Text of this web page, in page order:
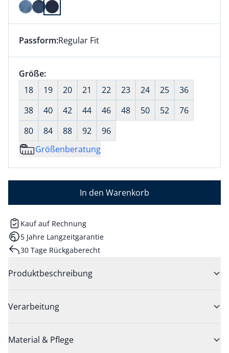
Farbe Rinsed ausgewählt
Dieser Artikel hat die Passform Regular Fit. für
Passform:Regular Fit
Größenauswahl:
Größe:nichts ausgewählt
18
19 20 21 22 23 24 25
36
38
40 42 44 46 48 50 52
76
80
84 88 92
96
Größenberatung
In den Warenkorb
Kauf auf Rechnung
5 Jahre Langzeitgarantie
30 Tage Rückgaberecht
Produktbeschreibung
Verarbeitung
Material & Pflege